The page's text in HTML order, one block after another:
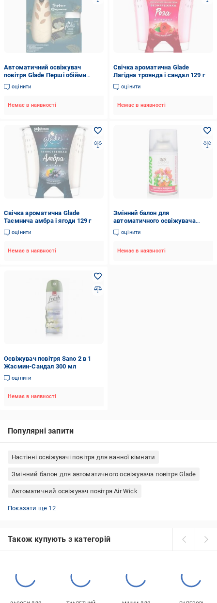
Автоматичний освіжувач
повітря Glade Перші обійми
Сандал і Кармадон 269 мл
оцінити
Немає в наявності
Свічка ароматична Glade
Лагідна троянда і сандал 129 г
оцінити
Немає в наявності
Свічка ароматична Glade
Таємнича амбра i ягоди 129 г
оцінити
Немає в наявності
Змінний балон для
автоматичного освіжувача
повітря Domo Квітка сандалу
250 мл
оцінити
Немає в наявності
Освіжувач повітря Sano 2 в 1
Жасмин-Сандал 300 мл
оцінити
Немає в наявності
Популярні запити
Настінні освіжувачі повітря для ванної кімнати
Змінний балон для автоматичного освіжувача повітря Glade
Автоматичний освіжувач повітря Air Wick
Освіжувачі повітря Glade 300 мл
Настінні освіжувачі повітря для кімнати
Автоматичний освіжувач повітря Glade
Автоматичні освіжувачі повітря для кімнати
Настінні автоматичні освіжувачі повітря
Освіжувачі повітря General Fresh гель
Змінний балон для автоматичного освіжувача повітря Air Wick
Освіжувачі повітря Glade гель
Glade мікроспрей
Автоматичні освіжувачі повітря з таймером
Рідкий освіжувач повітря Glade
Освіжувачі повітря для кафе
Показати ще 12
Також купують з категорій